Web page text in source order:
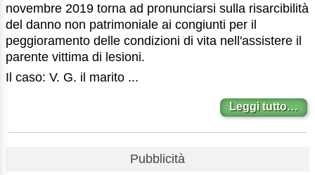
novembre 2019 torna ad pronunciarsi sulla risarcibilità
del danno non patrimoniale ai congiunti per il
peggioramento delle condizioni di vita nell'assistere il
parente vittima di lesioni.
Il caso: V. G. il marito ...
Leggi tutto…
Pubblicità